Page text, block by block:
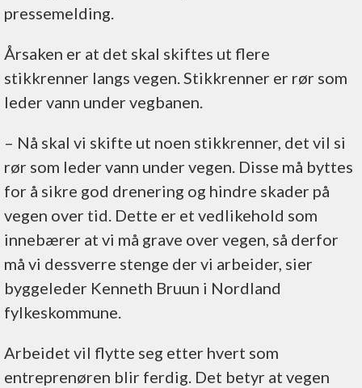
pressemelding.
Årsaken er at det skal skiftes ut flere
stikkrenner langs vegen. Stikkrenner er rør som
leder vann under vegbanen.
– Nå skal vi skifte ut noen stikkrenner, det vil si
rør som leder vann under vegen. Disse må byttes
for å sikre god drenering og hindre skader på
vegen over tid. Dette er et vedlikehold som
innebærer at vi må grave over vegen, så derfor
må vi dessverre stenge der vi arbeider, sier
byggeleder Kenneth Bruun i Nordland
fylkeskommune.
Arbeidet vil flytte seg etter hvert som
entreprenøren blir ferdig. Det betyr at vegen